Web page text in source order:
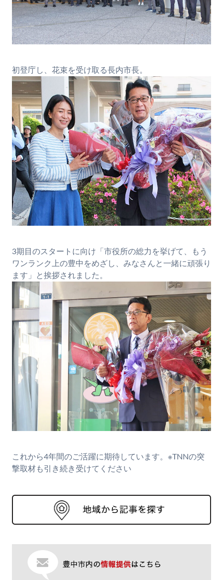
初登庁し、花束を受け取る長内市長。
3期目のスタートに向け「市役所の総力を挙げて、もう
ワンランク上の豊中をめざし、みなさんと一緒に頑張り
ます」と挨拶されました。
これから4年間のご活躍に期待しています。※TNNの突
撃取材も引き続き受けてください